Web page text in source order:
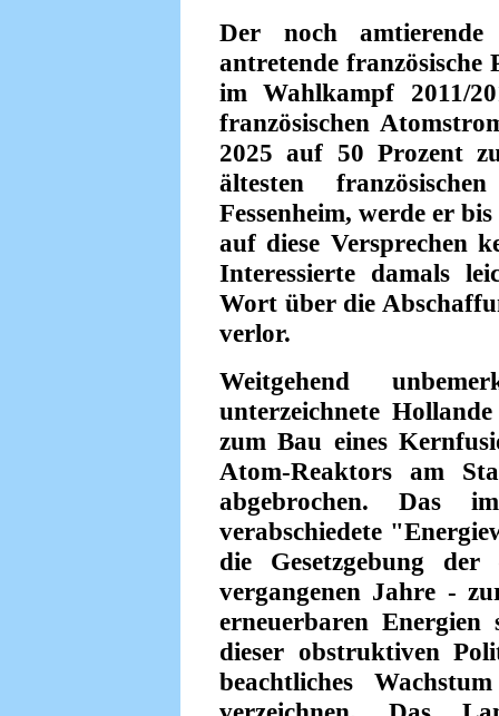
Der noch
antretende französische
im Wahlkampf 2011/
französischen
2025 auf 50 Prozent
ältesten
Fessenheim, werde er
auf diese Versprechen
Interessierte damals
Wort über die
verlor.
Weitgehend
unterzeichnete
zum Bau eines
Atom-Reaktors am
abgebrochen. Das
verabschiedete
die Gesetzgebung der
vergangenen Jahre -
erneuerbaren
dieser obstruktiven
beachtliches